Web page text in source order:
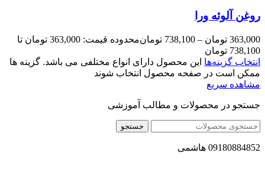
روغن آلوئه ورا
363,000 تومان –
738,100 تومان
محدوده قیمت: 363,000 تومان تا
738,100 تومان
انتخاب گزینه‌ها این محصول دارای انواع مختلفی می باشد. گزینه ها
ممکن است در صفحه محصول انتخاب شوند
مشاهده سریع
جستجو در محصولات و مطالب آموزشی
جستجو
09180884852 هاشمی